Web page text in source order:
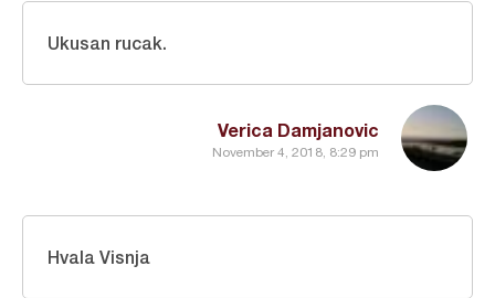
Verica Damjanovic
November 4, 2018, 8:29 pm
Ukusan rucak.
Hvala Visnja